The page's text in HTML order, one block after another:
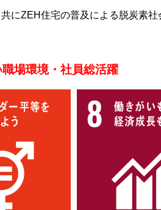
にZEH住宅の普及による脱炭素社
場環境・社員総活躍